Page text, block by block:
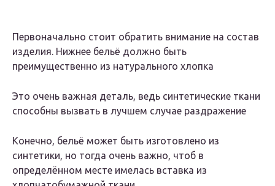
Первоначально стоит обратить внимание на состав
изделия. Нижнее бельё должно быть
преимущественно из натурального хлопка
Это очень важная деталь, ведь синтетические ткани
способны вызвать в лучшем случае раздражение
Конечно, бельё может быть изготовлено из
синтетики, но тогда очень важно, чтоб в
определённом месте имелась вставка из